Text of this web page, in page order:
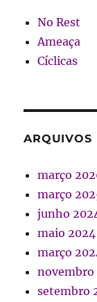
No Rest
Ameaça
Cíclicas
ARQUIVOS
março
março
junho
maio 2024
março
novembro
setembro